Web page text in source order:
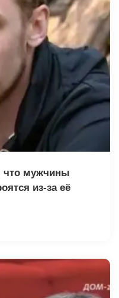
что мужчины
из-за её